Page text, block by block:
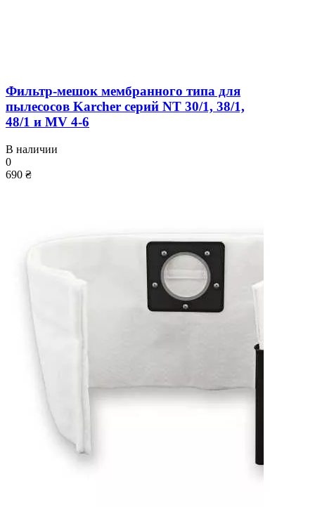
Фильтр-мешок мембранного типа для
пылесосов Karcher серий NT 30/1, 38/1,
48/1 и MV 4-6
В наличии
0
690 ₴